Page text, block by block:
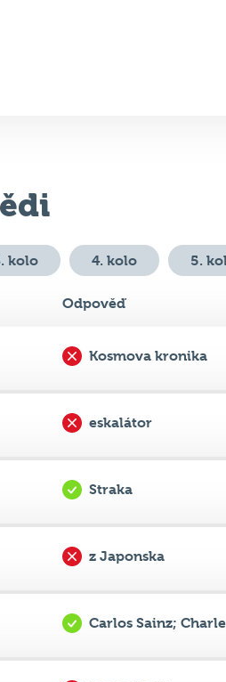
3. kolo
eskalátor
Straka
z Japonska
Carlos Sainz;
1C 2B 3D 4A